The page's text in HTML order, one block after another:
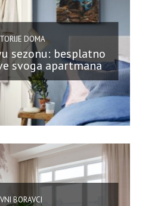
DOMA
sezonu: besplatno
svoga apartmana
BORAVCI